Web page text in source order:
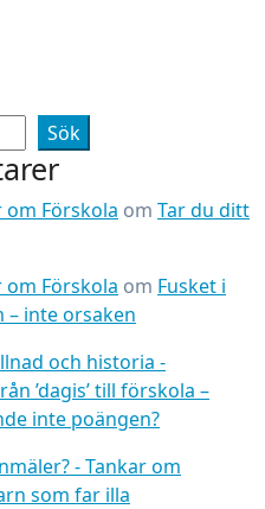
Sök
om Förskola om Tar du ditt
om Förskola om Fusket i
inte orsaken
och historia -
’dagis’ till förskola –
inte poängen?
- Tankar om
som far illa